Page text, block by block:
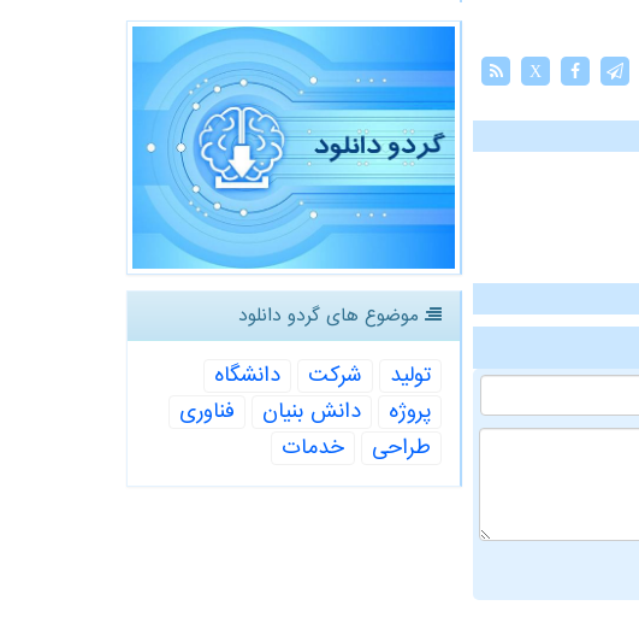
X
موضوع های گردو دانلود
تولید شركت
دانشگاه
پروژه
دانش بنیان
فناوری
طراحی
خدمات